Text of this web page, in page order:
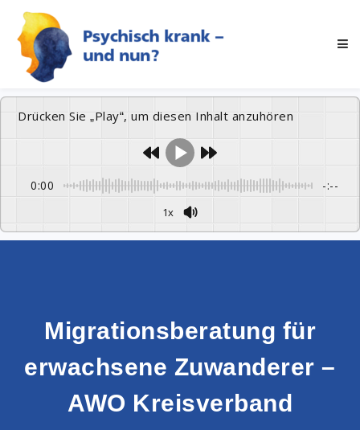
Drücken Sie „Play“, um diesen Inhalt anzuhören
0:00 -:--
1x
Migrationsberatung für
erwachsene Zuwanderer –
AWO Kreisverband